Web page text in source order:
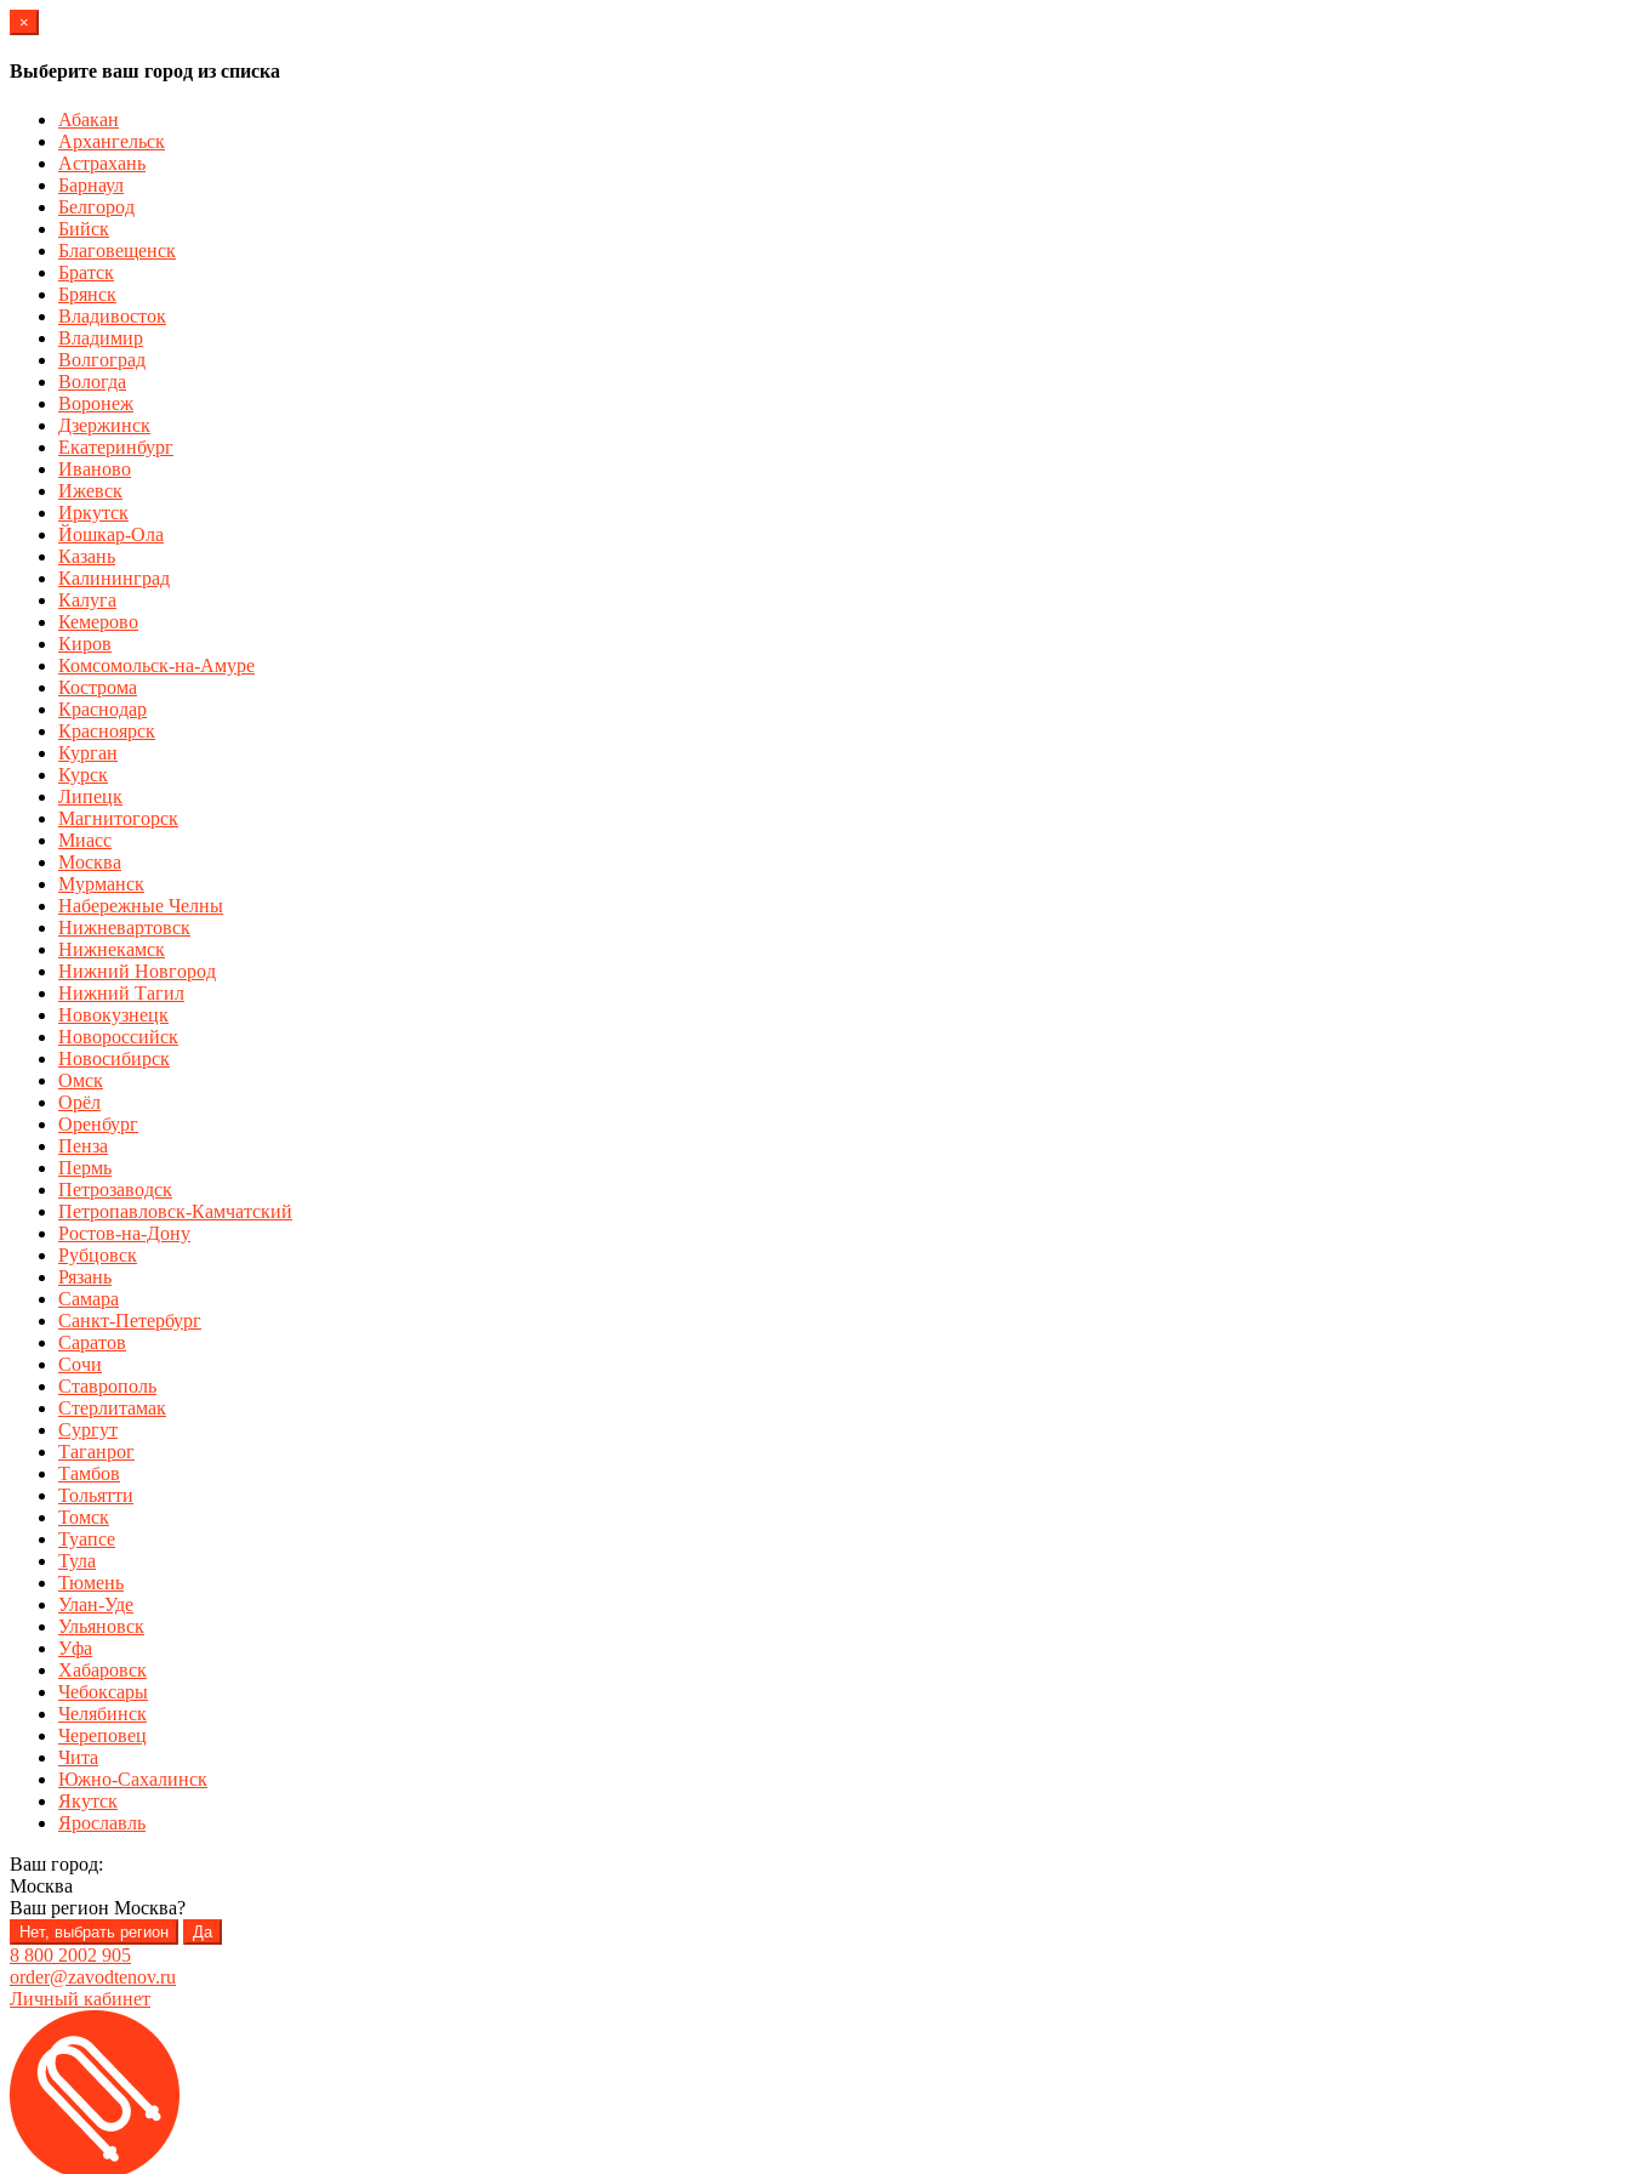
×
Выберите ваш город из списка
Абакан
Архангельск
Астрахань
Барнаул
Белгород
Бийск
Благовещенск
Братск
Брянск
Владивосток
Владимир
Волгоград
Вологда
Воронеж
Дзержинск
Екатеринбург
Иваново
Ижевск
Иркутск
Йошкар-Ола
Казань
Калининград
Калуга
Кемерово
Киров
Комсомольск-на-Амуре
Кострома
Краснодар
Красноярск
Курган
Курск
Липецк
Магнитогорск
Миасс
Москва
Мурманск
Набережные Челны
Нижневартовск
Нижнекамск
Нижний Новгород
Нижний Тагил
Новокузнецк
Новороссийск
Новосибирск
Омск
Орёл
Оренбург
Пенза
Пермь
Петрозаводск
Петропавловск-Камчатский
Ростов-на-Дону
Рубцовск
Рязань
Самара
Санкт-Петербург
Саратов
Сочи
Ставрополь
Стерлитамак
Сургут
Таганрог
Тамбов
Тольятти
Томск
Туапсе
Тула
Тюмень
Улан-Уде
Ульяновск
Уфа
Хабаровск
Чебоксары
Челябинск
Череповец
Чита
Южно-Сахалинск
Якутск
Ярославль
Ваш город:
Москва
Ваш регион Москва?
Нет, выбрать регион Да
8 800 2002 905
order@zavodtenov.ru
Личный кабинет
Перейти
навигации
Перейти
содержимому